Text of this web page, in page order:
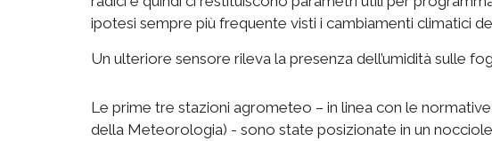
ipotesi sempre più frequente visti i cambiamenti climatici
Un ulteriore sensore rileva la presenza dell’umidità sulle
Le prime tre stazioni agrometeo – in linea con le
della Meteorologia) - sono state posizionate in un